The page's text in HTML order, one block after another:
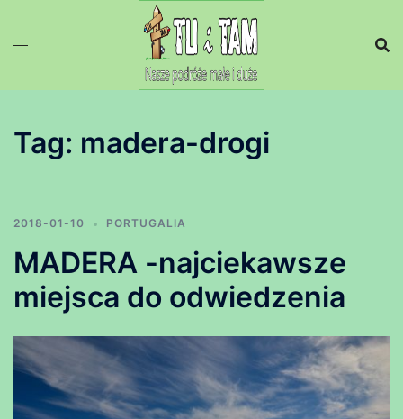
Tag: madera-drogi
2018-01-10 PORTUGALIA
MADERA -najciekawsze
miejsca do odwiedzenia